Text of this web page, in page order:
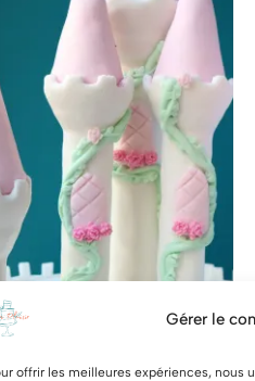
Gérer le
offrir les meilleures expériences, nous